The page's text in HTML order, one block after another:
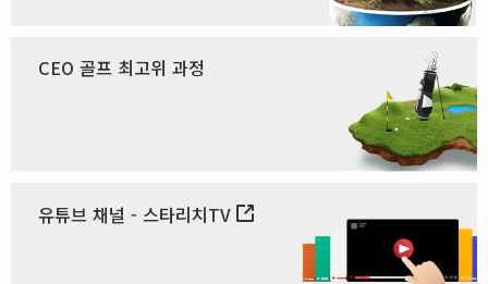
CEO 골프 최고위 과정
유튜브 채널 - 스타리치TV